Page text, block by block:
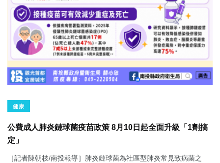
健康
公費成人肺炎鏈球菌疫苗政策 8月10日起全面升級「1劑搞
定」
［記者陳朝枝/南投報導］肺炎鏈球菌為社區型肺炎常見致病菌之